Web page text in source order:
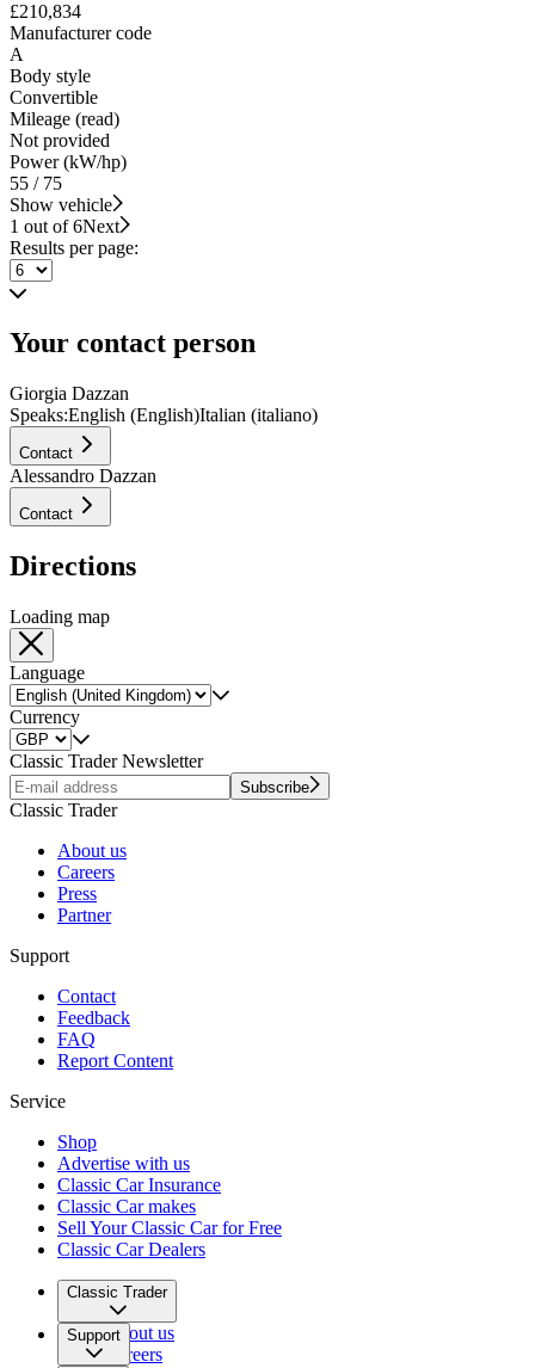
£210,834
Manufacturer code
A
Body style
Convertible
Mileage (read)
Not provided
Power (kW/hp)
55 / 75
Show vehicle
1 out of 6Next
Results per page:
Your contact person
Giorgia Dazzan
Speaks:English (English)Italian (italiano)
Contact
Alessandro Dazzan
Contact
Directions
Loading map
Language
Currency
Classic Trader Newsletter
Subscribe
Classic Trader
About us
Careers
Press
Partner
Support
Contact
Feedback
FAQ
Report Content
Service
Shop
Advertise with us
Classic Car Insurance
Classic Car makes
Sell Your Classic Car for Free
Classic Car Dealers
Classic Trader
About us
Careers
Support